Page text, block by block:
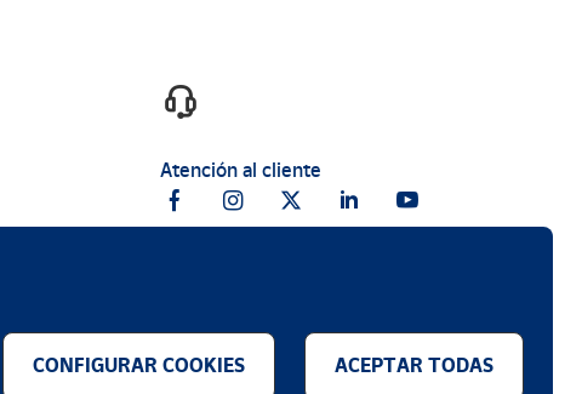
Atención al cliente
CONFIGURAR COOKIES ACEPTAR TODAS